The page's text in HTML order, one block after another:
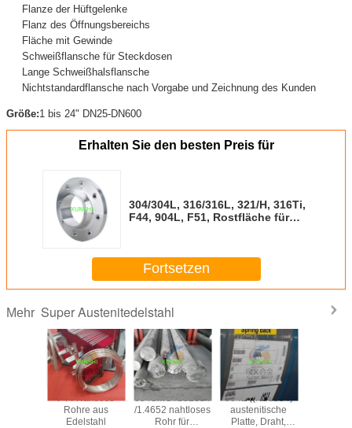
Flanze der Hüftgelenke
Flanz des Öffnungsbereichs
Fläche mit Gewinde
Schweißflansche für Steckdosen
Lange Schweißhalsflansche
Nichtstandardflansche nach Vorgabe und Zeichnung des Kunden
Größe:1 bis 24" DN25-DN600
Erhalten Sie den besten Preis für
304/304L, 316/316L, 321/H, 316Ti,
F44, 904L, F51, Rostfläche für
Fortsetzen
Mehr Super Austenitedelstahl
F44 Nahtlose
Rohre aus
Edelstahl
654SMO /S32654
/1.4652 nahtloses
Rohr für
904L ((N08904)
austenitische
Platte, Draht,